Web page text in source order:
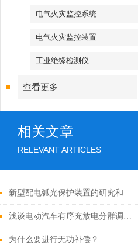
电气火灾监控系统
电气火灾监控装置
工业绝缘检测仪
查看更多
相关文章
RELEVANT ARTICLES
新型配电弧光保护装置的研究和应用探讨
浅谈电动汽车有序充放电分群调度策略
为什么要进行无功补偿？